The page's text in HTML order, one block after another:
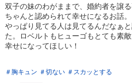
双子の妹のわがままで、婚約者を譲る
ちゃんと認められて幸せになるお話。
やっぱり見てる人は見てるんだなぁ
た。ロベルトもヒューゴもとても素
幸せになってほしい！
＃胸キュン ＃切ない ＃スカッとする